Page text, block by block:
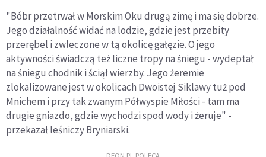
"Bóbr przetrwał w Morskim Oku drugą zimę i ma się dobrze.
Jego działalność widać na lodzie, gdzie jest przebity
przerębel i zwleczone w tą okolicę gałęzie. O jego
aktywności świadczą też liczne tropy na śniegu - wydeptał
na śniegu chodnik i ściął wierzby. Jego żeremie
zlokalizowane jest w okolicach Dwoistej Siklawy tuż pod
Mnichem i przy tak zwanym Półwyspie Miłości - tam ma
drugie gniazdo, gdzie wychodzi spod wody i żeruje" -
przekazał leśniczy Bryniarski.